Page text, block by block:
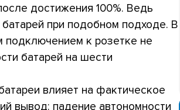
достижения 100%. Ведь
при подобном подходе. В
подключением к розетке не
батарей на шести
влияет на фактическое
вывод: падение автономности